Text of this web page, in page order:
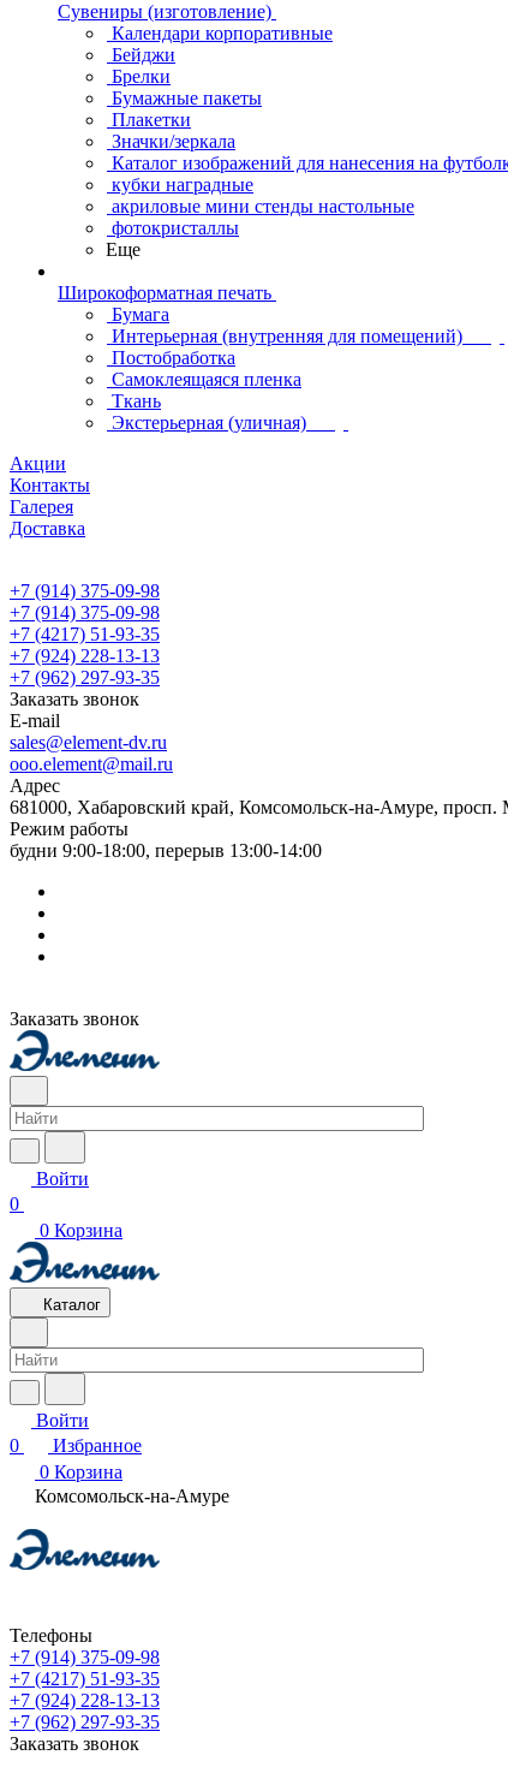
Сувениры (изготовление)
Календари корпоративные
Бейджи
Брелки
Бумажные пакеты
Плакетки
Значки/зеркала
Каталог изображений для нанесения на
кубки наградные
акриловые мини стенды настольные
фотокристаллы
Еще
Широкоформатная печать
Бумага
Интерьерная (внутренняя для помещений)
Постобработка
Самоклеящаяся пленка
Ткань
Экстерьерная (уличная)
Акции
Контакты
Галерея
Доставка
+7 (914) 375-09-98
+7 (914) 375-09-98
+7 (4217) 51-93-35
+7 (924) 228-13-13
+7 (962) 297-93-35
Заказать звонок
E-mail
sales@element-dv.ru
ooo.element@mail.ru
Адрес
681000, Хабаровский край, Комсомольск-на-Амуре, просп.
Режим работы
будни 9:00-18:00, перерыв 13:00-14:00
Заказать звонок
Войти
0
0 Корзина
Каталог
Войти
0
Избранное
0 Корзина
Комсомольск-на-Амуре
Телефоны
+7 (914) 375-09-98
+7 (4217) 51-93-35
+7 (924) 228-13-13
+7 (962) 297-93-35
Заказать звонок